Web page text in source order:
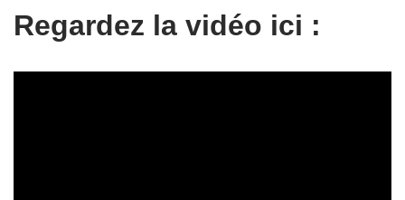
Regardez la vidéo ici :